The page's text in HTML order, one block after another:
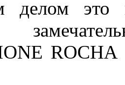
делом это